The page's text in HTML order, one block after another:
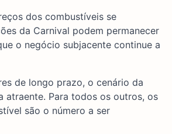
dos combustíveis se
da Carnival podem permanecer
o negócio subjacente continue a
de longo prazo, o cenário da
atraente. Para todos os outros, os
são o número a ser